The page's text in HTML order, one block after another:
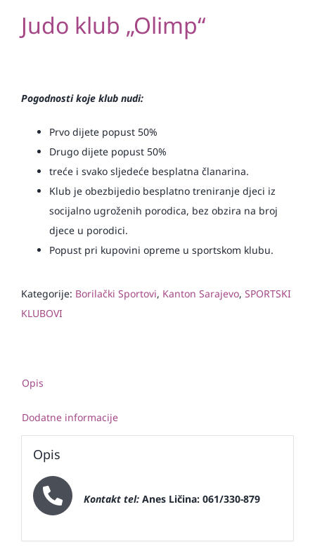
Judo klub „Olimp“
Pogodnosti koje klub nudi:
Prvo dijete popust 50%
Drugo dijete popust 50%
treće i svako sljedeće besplatna članarina.
Klub je obezbijedio besplatno treniranje djeci iz
socijalno ugroženih porodica, bez obzira na broj
djece u porodici.
Popust pri kupovini opreme u sportskom klubu.
Kategorije: Borilački Sportovi, Kanton Sarajevo, SPORTSKI
KLUBOVI
Opis
Dodatne informacije
Opis
Kontakt tel:Anes Ličina: 061/330-879